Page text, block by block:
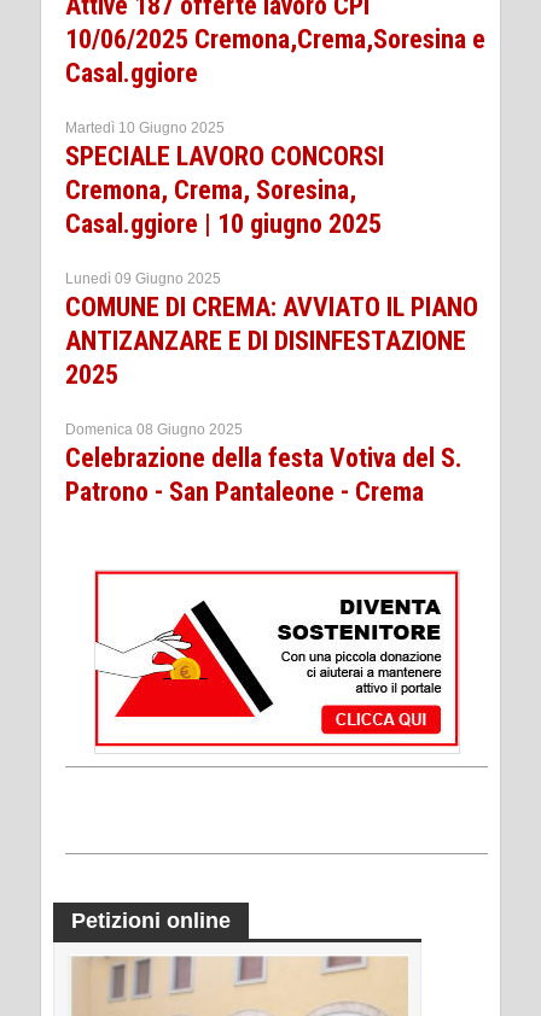
10/06/2025 Cremona,Crema,Soresina e
Casal.ggiore
Martedì 10 Giugno 2025
SPECIALE LAVORO CONCORSI
Cremona, Crema, Soresina,
Casal.ggiore | 10 giugno 2025
Lunedì 09 Giugno 2025
COMUNE DI CREMA: AVVIATO IL PIANO
ANTIZANZARE E DI DISINFESTAZIONE
2025
Domenica 08 Giugno 2025
Celebrazione della festa Votiva del S.
Patrono - San Pantaleone - Crema
Petizioni online